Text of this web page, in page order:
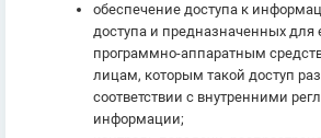
обеспечение доступа к
доступа и предназначенных для
программно-аппаратным
лицам, которым такой доступ
соответствии с внутренними
информации;